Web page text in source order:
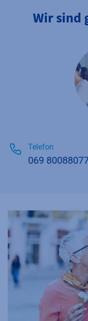
Wir sind
Telefon
069